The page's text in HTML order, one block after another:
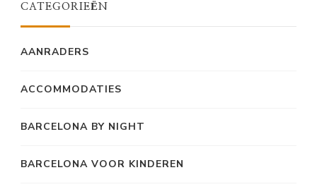
CATEGORIEËN
AANRADERS
ACCOMMODATIES
BARCELONA BY NIGHT
BARCELONA VOOR KINDEREN